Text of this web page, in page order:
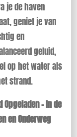
je de haven
geniet je van
en
geluid,
op het water als
strand.
Opgeladen – In de
en Onderweg